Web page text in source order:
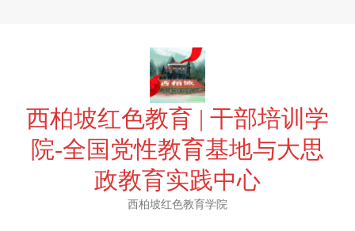
西柏坡红色教育 | 干部培训学
院-全国党性教育基地与大思
政教育实践中心
西柏坡红色教育学院